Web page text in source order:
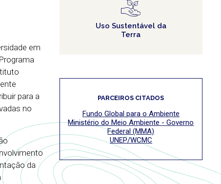
em
para a
no
da
Uso Sustentável da
Terra
PARCEIROS CITADOS
Fundo Global para o Ambiente
Ministério do Meio Ambiente - Governo
Federal (MMA)
UNEP/WCMC